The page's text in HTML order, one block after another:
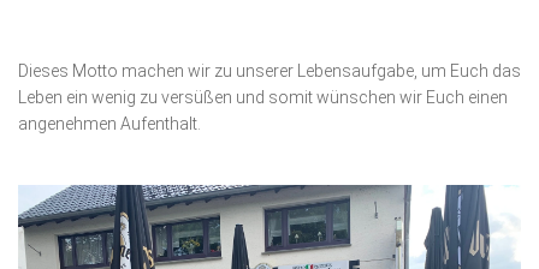
Dieses Motto machen wir zu unserer Lebensaufgabe, um Euch das
Leben ein wenig zu versüßen und somit wünschen wir Euch einen
angenehmen Aufenthalt.